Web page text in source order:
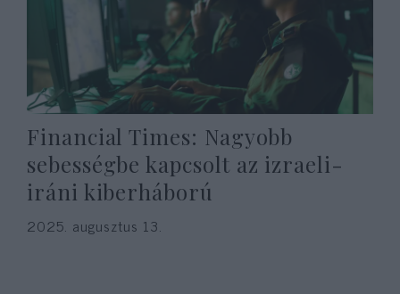
Financial Times: Nagyobb
sebességbe kapcsolt az izraeli-
iráni kiberháború
2025. augusztus 13.